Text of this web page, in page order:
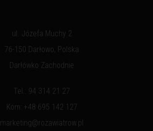
ul. Józefa Muchy 2
76-150 Darłowo, Polska
Darłówko Zachodnie
Tel.: 94 314 21 27
Kom: +48 695 142 127
marketing@rozawiatrow.pl